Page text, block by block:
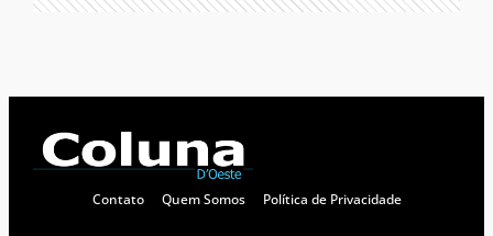
Contato Quem Somos Política de Privacidade